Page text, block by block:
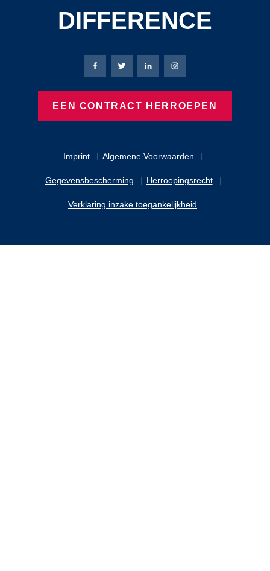
DIFFERENCE
Imprint Algemene Voorwaarden
Gegevensbescherming Herroepingsrecht
Verklaring inzake toegankelijkheid
Bierbaum-Proenen Facebook-pagina
Bierbaum-Proenen X-pagina
Bierbaum-Proenen
Bierbaum-Proenen
EEN CONTRACT HERROEPEN